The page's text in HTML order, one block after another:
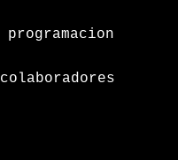
programacion
colaboradores